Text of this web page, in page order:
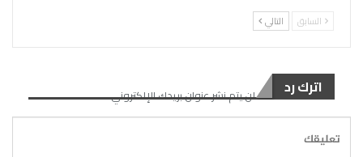
السابق التالي
اترك رد لن يتم نشر عنوان بريدك الإلكتروني.